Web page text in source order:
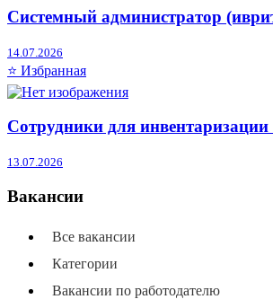
Системный администратор
14.07.2026
⭐ Избранная
Сотрудники для инвентаризации
13.07.2026
Вакансии
Все вакансии
Категории
Вакансии по работодателю